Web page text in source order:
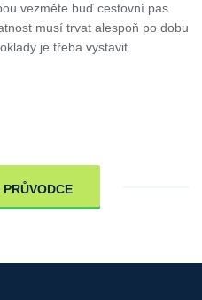
vezměte buď cestovní pas
musí trvat alespoň po dobu
je třeba vystavit